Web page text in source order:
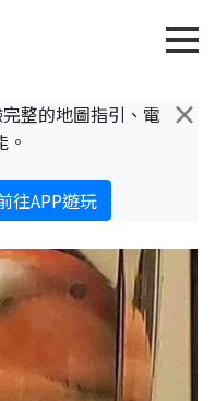
×
完整的地圖指引、電
往APP遊玩